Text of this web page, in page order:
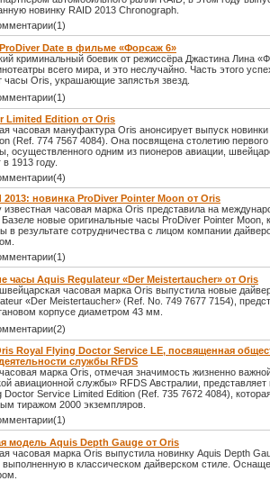
новинку RAID 2013 Chronograph.
Date в фильме «Форсаж 6»
криминальный боевик от режиссёра Джастина Лина
всего мира, и это неслучайно. Часть этого
часы Oris, украшающие запястья звезд.
Limited Edition от Oris
часовая мануфактура Oris анонсирует выпуск
(Ref. 774 7567 4084). Она посвящена столетию первого
осуществленного одним из пионеров авиации,
1913 году.
2013: новинка ProDiver Pointer Moon от Oris
известная часовая марка Oris представила на
Базеле новые оригинальные часы ProDiver Pointer Moon,
в результате сотрудничества с лицом компании
часы Aquis Regulateur «Der Meistertaucher» от Oris
часовая марка Oris выпустила новые
«Der Meistertaucher» (Ref. No. 749 7677 7154),
корпусе диаметром 43 мм.
Royal Flying Doctor Service LE, посвященная
службы RFDS
марка Oris, отмечая значимость жизненно
авиационной службы» RFDS Австралии, представляет
Doctor Service Limited Edition (Ref. 735 7672 4084),
тиражом 2000 экземпляров.
модель Aquis Depth Gauge от Oris
часовая марка Oris выпустила новинку Aquis Depth
выполненную в классическом дайверском стиле.